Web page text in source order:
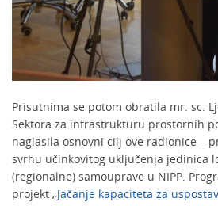
Prisutnima se potom obratila mr. sc.
Sektora za infrastrukturu prostornih
naglasila osnovni cilj ove radionice –
svrhu učinkovitog uključenja jedinica
(regionalne) samouprave u NIPP.
projekt „Jačanje kapaciteta za